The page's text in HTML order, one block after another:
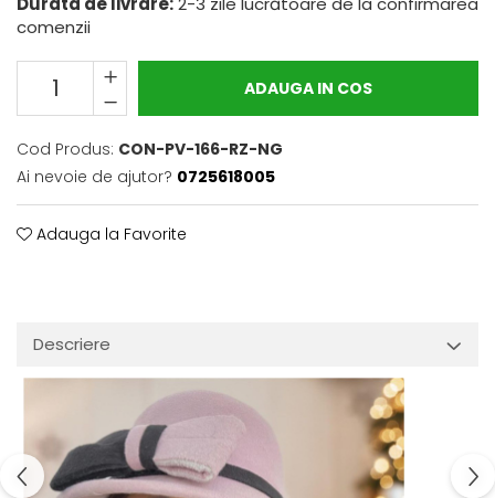
comenzii
ADAUGA IN COS
Cod Produs: CON-PV-166-RZ-NG
Ai nevoie de ajutor? 0725618005
Adauga la Favorite
Descriere